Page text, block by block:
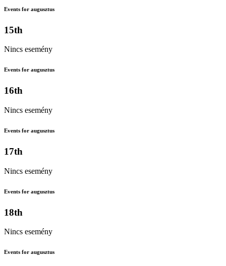
Events for augusztus
15th
Nincs esemény
Events for augusztus
16th
Nincs esemény
Events for augusztus
17th
Nincs esemény
Events for augusztus
18th
Nincs esemény
Events for augusztus